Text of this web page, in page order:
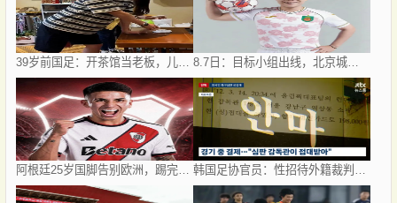
阿根廷25岁国脚告别欧洲，踢完世界杯即转会！正值巅峰回归阿超 韩国足协官员：性招待外籍裁判是惯例 这样他们才能吹好哨